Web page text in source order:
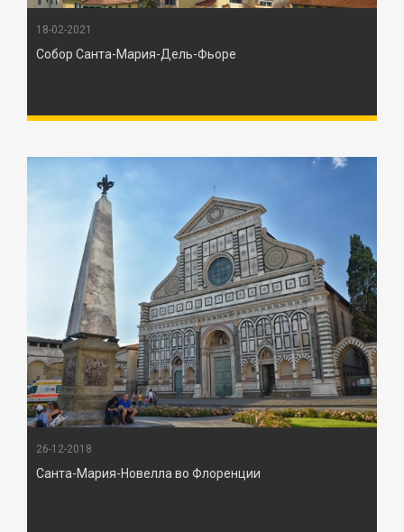
18-02-2021
Собор Санта-Мария-Дель-Фьоре
26-12-2018
Санта-Мария-Новелла во Флоренции